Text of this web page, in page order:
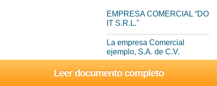
Leer documento completo
EMPRESA COMERCIAL “DO
IT S.R.L."
La empresa Comercial
ejemplo, S.A. de C.V.
CONSULTORÍA
COMERCIAL A LA